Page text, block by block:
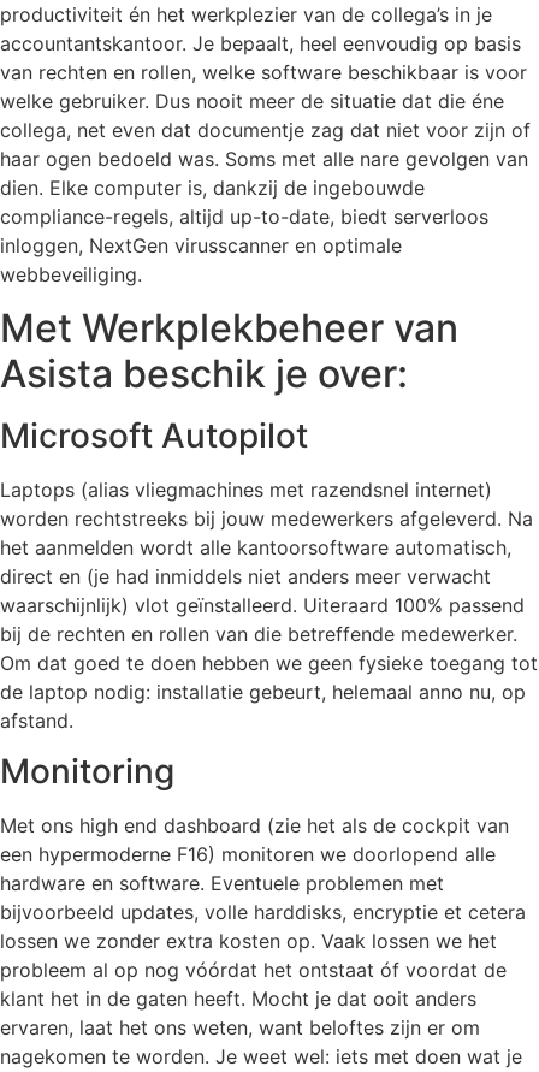
productiviteit én het werkplezier van de collega’s in je
accountantskantoor. Je bepaalt, heel eenvoudig op basis
van rechten en rollen, welke software beschikbaar is voor
welke gebruiker. Dus nooit meer de situatie dat die éne
collega, net even dat documentje zag dat niet voor zijn of
haar ogen bedoeld was. Soms met alle nare gevolgen van
dien. Elke computer is, dankzij de ingebouwde
compliance-regels, altijd up-to-date, biedt serverloos
inloggen, NextGen virusscanner en optimale
webbeveiliging.
Met Werkplekbeheer van
Asista beschik je over:
Microsoft Autopilot
Laptops (alias vliegmachines met razendsnel internet)
worden rechtstreeks bij jouw medewerkers afgeleverd. Na
het aanmelden wordt alle kantoorsoftware automatisch,
direct en (je had inmiddels niet anders meer verwacht
waarschijnlijk) vlot geïnstalleerd. Uiteraard 100% passend
bij de rechten en rollen van die betreffende medewerker.
Om dat goed te doen hebben we geen fysieke toegang tot
de laptop nodig: installatie gebeurt, helemaal anno nu, op
afstand.
Monitoring
Met ons high end dashboard (zie het als de cockpit van
een hypermoderne F16) monitoren we doorlopend alle
hardware en software. Eventuele problemen met
bijvoorbeeld updates, volle harddisks, encryptie et cetera
lossen we zonder extra kosten op. Vaak lossen we het
probleem al op nog vóórdat het ontstaat óf voordat de
klant het in de gaten heeft. Mocht je dat ooit anders
ervaren, laat het ons weten, want beloftes zijn er om
nagekomen te worden. Je weet wel: iets met doen wat je